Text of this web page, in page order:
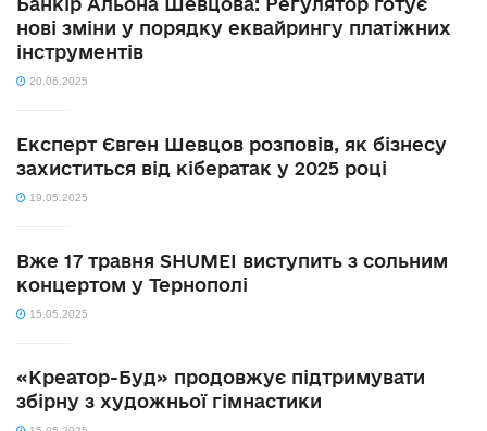
нові зміни у порядку еквайрингу платіжних
інструментів
20.06.2025
Експерт Євген Шевцов розповів, як бізнесу
захиститься від кібератак у 2025 році
19.05.2025
Вже 17 травня SHUMEI виступить з сольним
концертом у Тернополі
15.05.2025
«Креатор-Буд» продовжує підтримувати
збірну з художньої гімнастики